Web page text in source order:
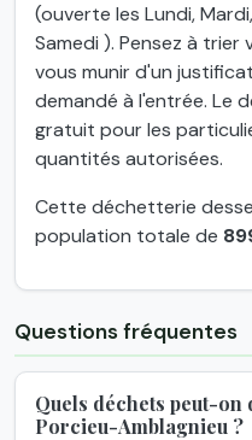
(ouverte les Lundi,
Samedi ). Pensez à
vous munir d'un
demandé à l'entrée. Le
gratuit pour les
quantités autorisées.
Cette déchetterie
population totale de
Questions fréquentes
Quels déchets peut-
Porcieu-Amblagnieu ?